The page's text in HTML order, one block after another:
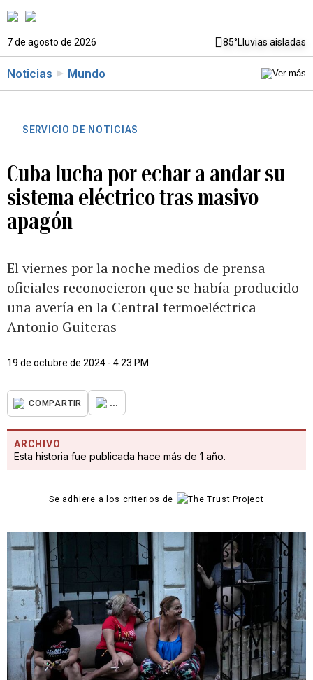
7 de agosto de 2026 85°Lluvias aisladas
Noticias Mundo
SERVICIO DE NOTICIAS
Cuba lucha por echar a andar su
sistema eléctrico tras masivo
apagón
El viernes por la noche medios de prensa
oficiales reconocieron que se había producido
una avería en la Central termoeléctrica
Antonio Guiteras
19 de octubre de 2024 - 4:23 PM
COMPARTIR ...
ARCHIVO
Esta historia fue publicada hace más de 1 año.
Se adhiere a los criterios de